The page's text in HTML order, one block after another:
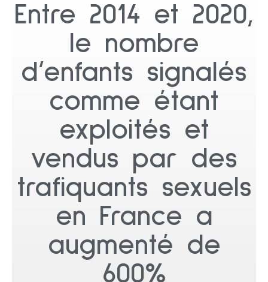
Entre 2014 et 2020,
le nombre
d’enfants signalés
comme étant
exploités et
vendus par des
trafiquants sexuels
en France a
augmenté de
600%